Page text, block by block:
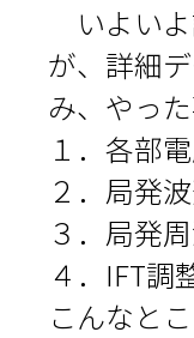
いよいよ
が、詳細
み、やった
１．各部
２．局発
３．局発
４．IFT調
こんなと